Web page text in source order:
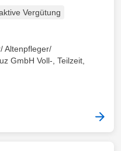
Vergütung
Altenpfleger/
GmbH Voll-, Teilzeit,